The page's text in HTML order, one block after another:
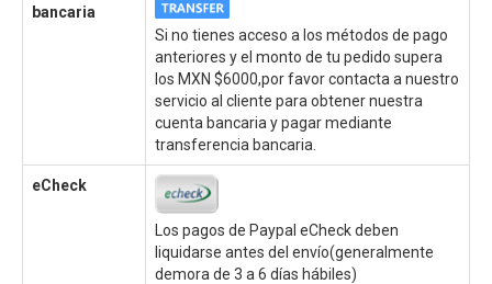
bancaria
Si no tienes acceso a los métodos de pago
anteriores y el monto de tu pedido supera
los MXN $6000,por favor contacta a nuestro
servicio al cliente para obtener nuestra
cuenta bancaria y pagar mediante
transferencia bancaria.
eCheck
Los pagos de Paypal eCheck deben
liquidarse antes del envío(generalmente
demora de 3 a 6 días hábiles)